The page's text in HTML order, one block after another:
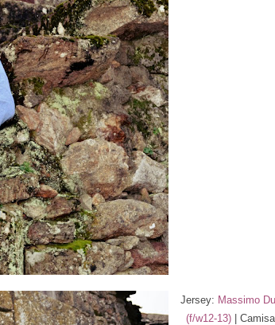
Jersey: Massimo
(f/w12-13) |